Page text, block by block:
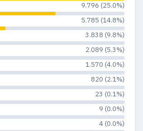
9.796 (25.0%)
5.785 (14.8%)
3.838 (9.8%)
2.089 (5.3%)
1.570 (4.0%)
820 (2.1%)
23 (0.1%)
9 (0.0%)
4 (0.0%)